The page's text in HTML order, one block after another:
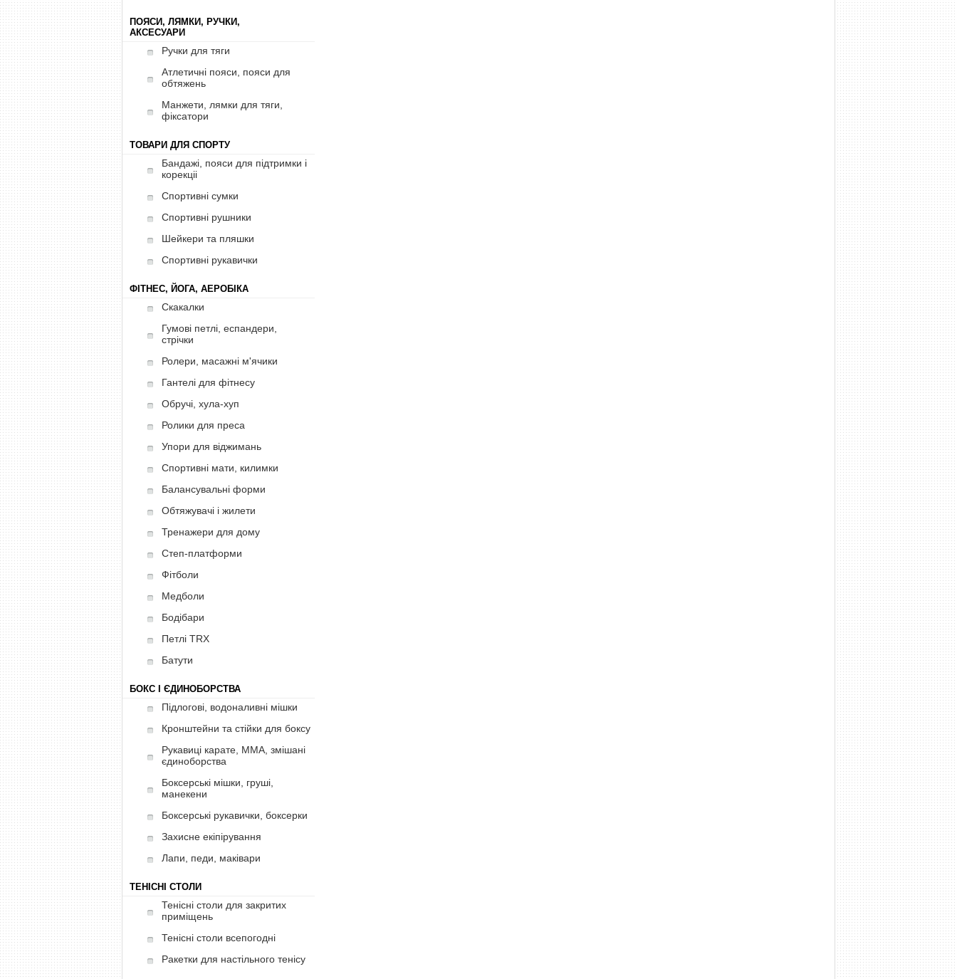
ПОЯСИ, ЛЯМКИ, РУЧКИ,
АКСЕСУАРИ
Ручки для тяги
Атлетичні пояси, пояси для
обтяжень
Манжети, лямки для тяги,
фіксатори
ТОВАРИ ДЛЯ СПОРТУ
Бандажі, пояси для підтримки і
корекціі
Спортивні сумки
Спортивні рушники
Шейкери та пляшки
Спортивні рукавички
ФІТНЕС, ЙОГА, АЕРОБІКА
Скакалки
Гумові петлі, еспандери,
стрічки
Ролери, масажні м'ячики
Гантелі для фітнесу
Обручі, хула-хуп
Ролики для преса
Упори для віджимань
Спортивні мати, килимки
Балансувальні форми
Обтяжувачі і жилети
Тренажери для дому
Степ-платформи
Фітболи
Медболи
Бодібари
Петлі TRX
Батути
БОКС І ЄДИНОБОРСТВА
Підлогові, водоналивні мішки
Кронштейни та стійки для боксу
Рукавиці карате, ММА, змішані
єдиноборства
Боксерські мішки, груші,
манекени
Боксерські рукавички, боксерки
Захисне екіпірування
Лапи, педи, маківари
ТЕНІСНІ СТОЛИ
Тенісні столи для закритих
приміщень
Тенісні столи всепогодні
Ракетки для настільного тенісу